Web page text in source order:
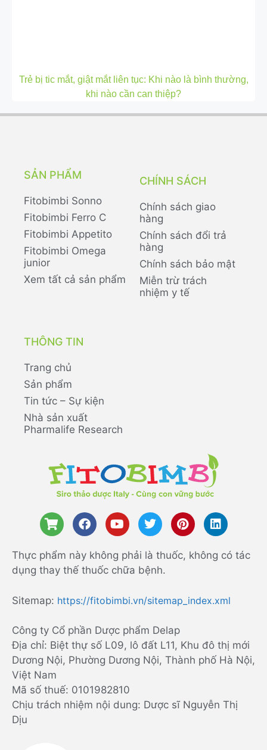
Trẻ bị tic mắt, giật mắt liên tục: Khi nào là bình thường,
khi nào cần can thiệp?
SẢN PHẨM
Fitobimbi Sonno
Fitobimbi Ferro C
Fitobimbi Appetito
Fitobimbi Omega
junior
Xem tất cả sản phẩm
CHÍNH SÁCH
Chính sách giao
hàng
Chính sách đổi trả
hàng
Chính sách bảo mật
Miễn trừ trách
nhiệm y tế
THÔNG TIN
Trang chủ
Sản phẩm
Tin tức – Sự kiện
Nhà sản xuất
Pharmalife Research
Thực phẩm này không phải là thuốc, không có tác
dụng thay thế thuốc chữa bệnh.
Sitemap: https://fitobimbi.vn/sitemap_index.xml
Công ty Cổ phần Dược phẩm Delap
Địa chỉ: Biệt thự số L09, lô đất L11, Khu đô thị mới
Dương Nội, Phường Dương Nội, Thành phố Hà Nội,
Việt Nam
Mã số thuế: 0101982810
Chịu trách nhiệm nội dung: Dược sĩ Nguyễn Thị
Dịu